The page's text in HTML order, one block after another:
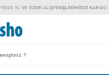
1000 TL VE ÜZERI ALIŞVERIŞLERINIZDE KARGO